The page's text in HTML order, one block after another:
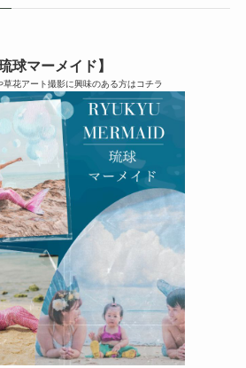
琉球マーメイド】
草花アート撮影に興味のある方はコチラ